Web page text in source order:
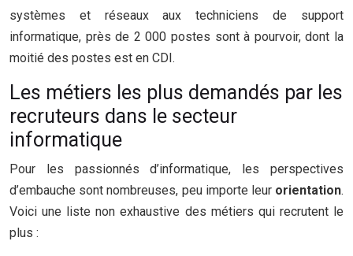
systèmes et réseaux aux techniciens de support
informatique, près de 2 000 postes sont à pourvoir, dont la
moitié des postes est en CDI.
Les métiers les plus demandés par les
recruteurs dans le secteur
informatique
Pour les passionnés d’informatique, les perspectives
d’embauche sont nombreuses, peu importe leur orientation.
Voici une liste non exhaustive des métiers qui recrutent le
plus :